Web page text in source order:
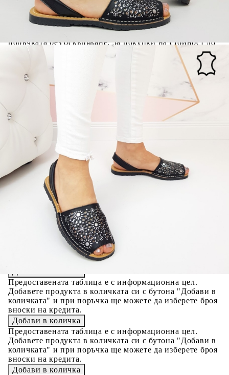
Когато плащате с NewPay, всъщност NewPay плаща
поръчката Ви вместо Вас. Вие я получавате и
разполагате с три начина да я платите към тях:
Отложено до 30 дни от момента на изпращане на
поръчката без оскъпяване. За покупки на стойност до
400 лв. / €204,52
Плащане на 4 вноски. Заплащате 20% от стойността на
поръчката си на момента с карта. Останалата сума се
разделя на 3 равни месечни вноски без оскъпяване. За
покупки на стойност до 1000 лв. / €511.31
Плащане на 6 вноски. Стойността на поръчката се
разпределя в 6 равни месечни вноски с оскъпяване. За
покупки на стойност до 2000 лв. / €1022.61
Credit calculator
Равни сандали в черен цвят от естествена кожа- Britni
Please select credit institution
Цена на продукта:
€35.00
Extraction of information from credit institutions
Предоставената таблица е с информационна цел.
Добавете продукта в количката си с бутона "Добави в
количката" и при поръчка ще можете да изберете броя
вноски на кредита.
Acest tabel are caracter informativ. Adăugați produsul în
coșul de cumpărături unde veți putea selecta detaliile
Предоставената таблица е с информационна цел.
Добавете продукта в количката си с бутона "Добави в
количката" и при поръчка ще можете да изберете броя
вноски на кредита.
Предоставената таблица е с информационна цел.
Добавете продукта в количката си с бутона "Добави в
количката" и при поръчка ще можете да изберете броя
вноски на кредита.